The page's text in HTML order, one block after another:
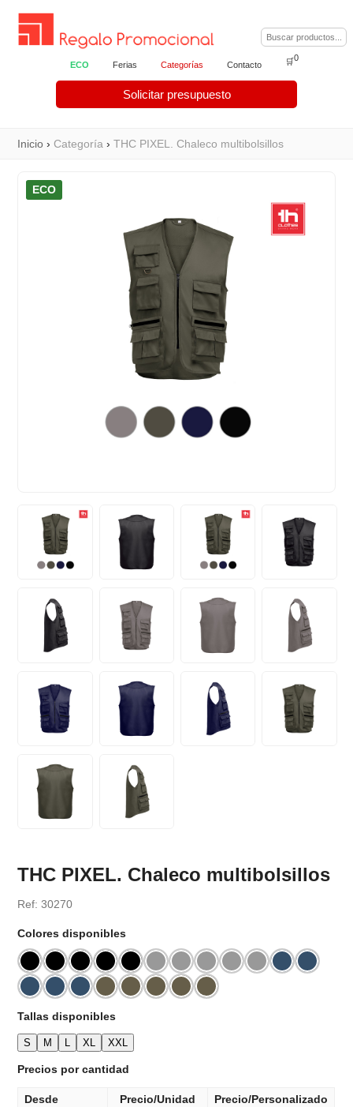
ECO Ferias Categorías Contacto
Solicitar presupuesto
🛒0
Inicio ›Categoría ›THC PIXEL. Chaleco multibolsillos
ECO
THC PIXEL. Chaleco multibolsillos
Ref: 30270
Colores disponibles
Tallas disponibles
S M L XL XXL
Precios por cantidad
Desde Precio/Unidad
Precio/Personalizado